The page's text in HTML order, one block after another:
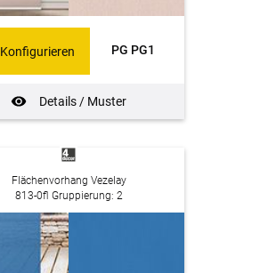
PG PG1
Details / Muster
Konfigurieren
Flächenvorhang Vezelay
813-0fl Gruppierung: 2